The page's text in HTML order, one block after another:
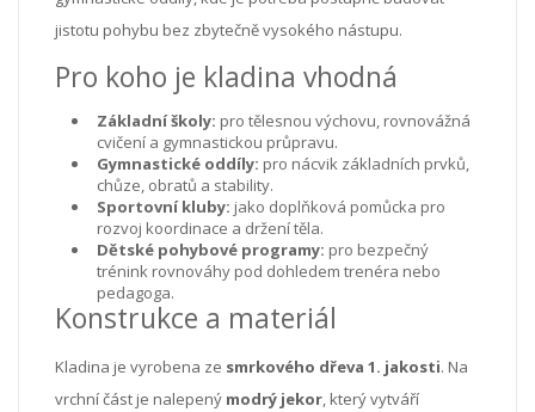
jistotu pohybu bez zbytečně vysokého nástupu.
Pro koho je kladina vhodná
Základní školy: pro tělesnou výchovu, rovnovážná
cvičení a gymnastickou průpravu.
Gymnastické oddíly: pro nácvik základních prvků,
chůze, obratů a stability.
Sportovní kluby: jako doplňková pomůcka pro
rozvoj koordinace a držení těla.
Dětské pohybové programy: pro bezpečný
trénink rovnováhy pod dohledem trenéra nebo
pedagoga.
Konstrukce a materiál
Kladina je vyrobena ze smrkového dřeva 1. jakosti. Na
vrchní část je nalepený modrý jekor, který vytváří